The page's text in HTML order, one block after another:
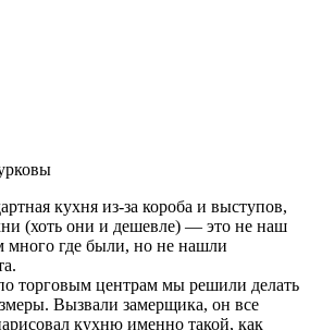
кухня из-за короба и выступов,
(хоть они и дешевле) — это не наш
где были, но не нашли
торговым центрам мы решили делать
Вызвали замерщика, он все
кухню именно такой, как